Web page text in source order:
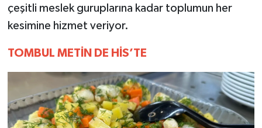
çeşitli meslek guruplarına kadar toplumun her
kesimine hizmet veriyor.
TOMBUL METİN DE HİS’TE